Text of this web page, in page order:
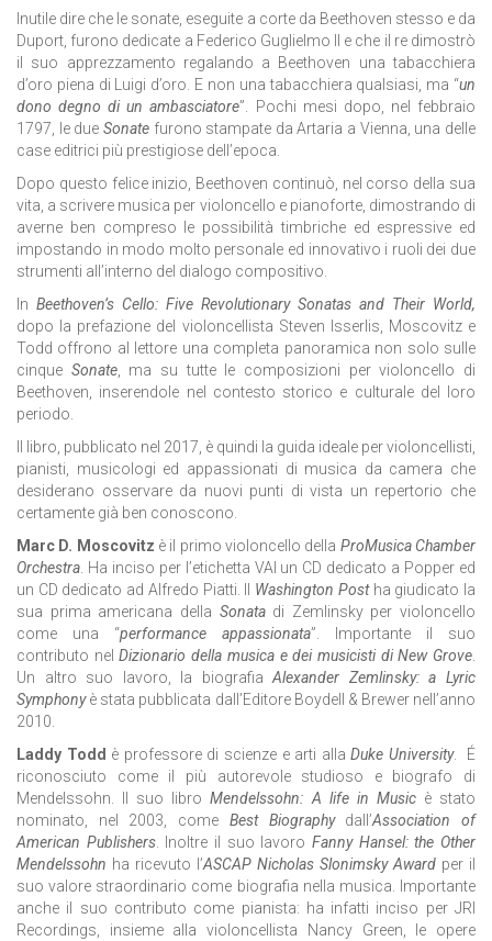
Inutile dire che le sonate, eseguite a corte da Beethoven stesso e da
Duport, furono dedicate a Federico Guglielmo II e che il re dimostrò
il suo apprezzamento regalando a Beethoven una tabacchiera
d’oro piena di Luigi d’oro. E non una tabacchiera qualsiasi, ma “un
dono degno di un ambasciatore”. Pochi mesi dopo, nel febbraio
1797, le due Sonatefurono stampate da Artaria a Vienna, una delle
case editrici più prestigiose dell’epoca.
Dopo questo felice inizio, Beethoven continuò, nel corso della sua
vita, a scrivere musica per violoncello e pianoforte, dimostrando di
averne ben compreso le possibilità timbriche ed espressive ed
impostando in modo molto personale ed innovativo i ruoli dei due
strumenti all’interno del dialogo compositivo.
In Beethoven’s Cello: Five Revolutionary Sonatas and Their World,
dopo la prefazione del violoncellista Steven Isserlis, Moscovitz e
Todd offrono al lettore una completa panoramica non solo sulle
cinque Sonate, ma su tutte le composizioni per violoncello di
Beethoven, inserendole nel contesto storico e culturale del loro
periodo.
Il libro, pubblicato nel 2017, è quindi la guida ideale per violoncellisti,
pianisti, musicologi ed appassionati di musica da camera che
desiderano osservare da nuovi punti di vista un repertorio che
certamente già ben conoscono.
Marc D. Moscovitz è il primo violoncello della ProMusica Chamber
Orchestra. Ha inciso per l’etichetta VAI un CD dedicato a Popper ed
un CD dedicato ad Alfredo Piatti. Il Washington Postha giudicato la
sua prima americana della Sonatadi Zemlinsky per violoncello
come una “performance appassionata”. Importante il suo
contributo nelDizionario della musica e dei musicisti di New Grove.
Un altro suo lavoro, la biografiaAlexander Zemlinsky: a Lyric
Symphonyè stata pubblicata dall’Editore Boydell & Brewer nell’anno
2010.
Laddy Todd è professore di scienze e arti allaDuke University. É
riconosciuto come il più autorevole studioso e biografo di
Mendelssohn. Il suo libroMendelssohn: A life in Musicè stato
nominato, nel 2003, come Best Biographydall’Association of
American Publishers. Inoltre il suo lavoroFanny Hansel: the Other
Mendelssohn ha ricevuto l’ASCAP Nicholas Slonimsky Award per il
suo valore straordinario come biografia nella musica. Importante
anche il suo contributo come pianista: ha infatti inciso per JRI
Recordings, insieme alla violoncellista Nancy Green, le opere